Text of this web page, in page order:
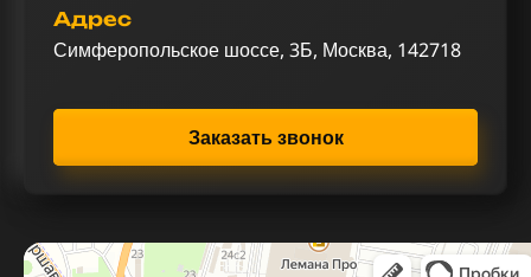
Адрес
Симферопольское шоссе, 3Б, Москва, 142718
Заказать звонок